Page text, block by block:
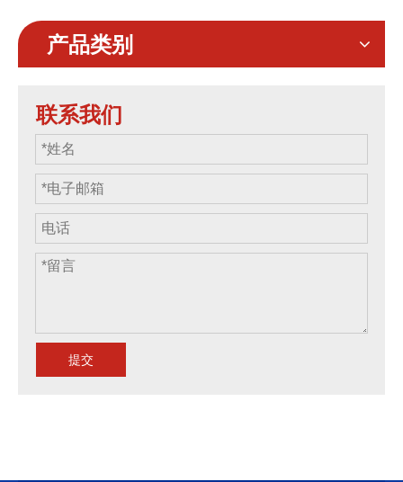
产品类别
联系我们
提交